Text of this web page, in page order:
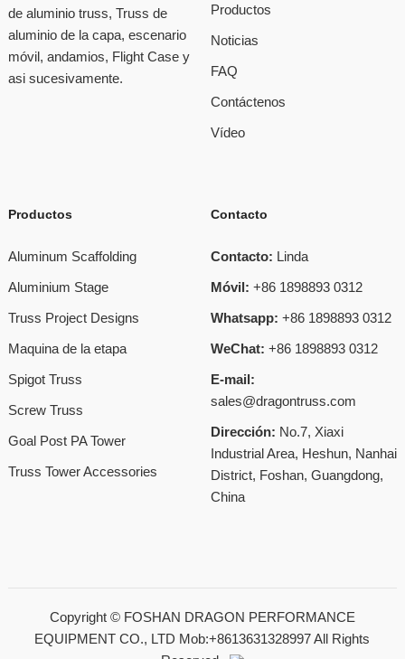
de aluminio truss, Truss de
aluminio de la capa, escenario
móvil, andamios, Flight Case y
asi sucesivamente.
Productos
Noticias
FAQ
Contáctenos
Vídeo
Productos
Aluminum Scaffolding
Aluminium Stage
Truss Project Designs
Maquina de la etapa
Spigot Truss
Screw Truss
Goal Post PA Tower
Truss Tower Accessories
Contacto
Contacto: Linda
Móvil: +86 1898893 0312
Whatsapp: +86 1898893 0312
WeChat: +86 1898893 0312
E-mail:
sales@dragontruss.com
Dirección: No.7, Xiaxi
Industrial Area, Heshun, Nanhai
District, Foshan, Guangdong,
China
Copyright © FOSHAN DRAGON PERFORMANCE
EQUIPMENT CO., LTD Mob:+8613631328997All Rights